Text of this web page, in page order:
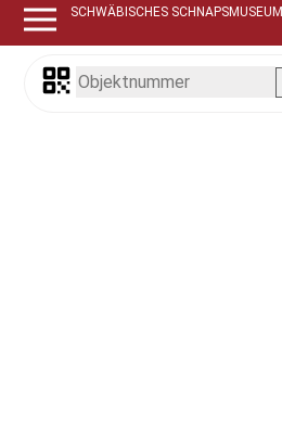
SCHWÄBISCHES SCHNAPSMUSEUM